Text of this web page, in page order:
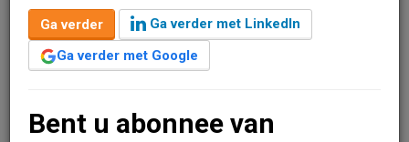
Redactie 6 juni 2025 om 14:13 1 minuut leestijd
Union Street heeft het kantoorgebouw aan de
Marathon 4 in Hilversum verkocht. Het kantoorgebouw
verhuurd aan één huurder.
Ga verder
Ga verder met LinkedIn
Ga verder met Google
Bent u abonnee van